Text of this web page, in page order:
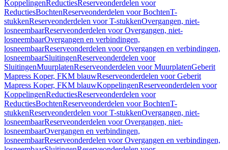
KoppelingenReductiesReserveonderdelen voor
ReductiesBochtenReserveonderdelen voor BochtenT-
stukkenReserveonderdelen voor T-stukkenOvergangen, niet-
losneembaarReserveonderdelen voor Overgangen, niet-
losneembaarOvergangen en verbindingen,
losneembaarReserveonderdelen voor Overgangen en verbindingen,
losneembaarSluitingenReserveonderdelen voor
SluitingenMuurplatenReserveonderdelen voor MuurplatenGeberit
Mapress Koper, FKM blauwReserveonderdelen voor Geberit
Mapress Koper, FKM blauwKoppelingenReserveonderdelen voor
KoppelingenReductiesReserveonderdelen voor
ReductiesBochtenReserveonderdelen voor BochtenT-
stukkenReserveonderdelen voor T-stukkenOvergangen, niet-
losneembaarReserveonderdelen voor Overgangen, niet-
losneembaarOvergangen en verbindingen,
losneembaarReserveonderdelen voor Overgangen en verbindingen,